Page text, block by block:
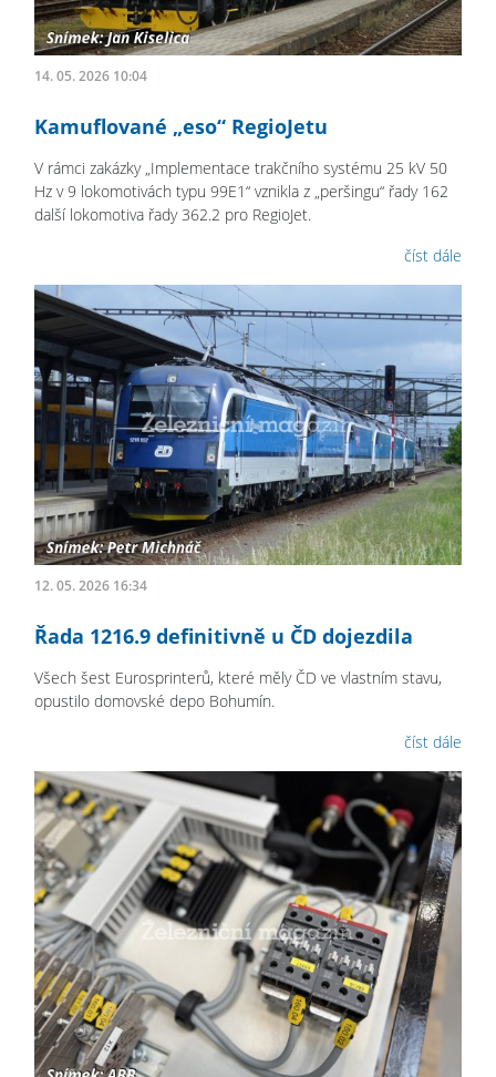
14. 05. 2026 10:04
Kamuflované „eso“ RegioJetu
V rámci zakázky „Implementace trakčního systému 25 kV 50
Hz v 9 lokomotivách typu 99E1“ vznikla z „peršingu“ řady 162
další lokomotiva řady 362.2 pro RegioJet.
číst dále
12. 05. 2026 16:34
Řada 1216.9 definitivně u ČD dojezdila
Všech šest Eurosprinterů, které měly ČD ve vlastním stavu,
opustilo domovské depo Bohumín.
číst dále